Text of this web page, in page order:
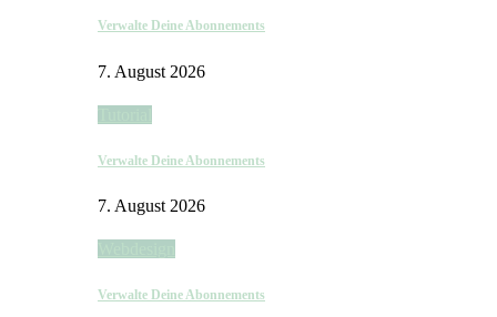
Verwalte Deine Abonnements
7. August 2026
Verwalte Deine Abonnements
7. August 2026
Verwalte Deine Abonnements